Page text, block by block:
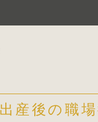
産後の職